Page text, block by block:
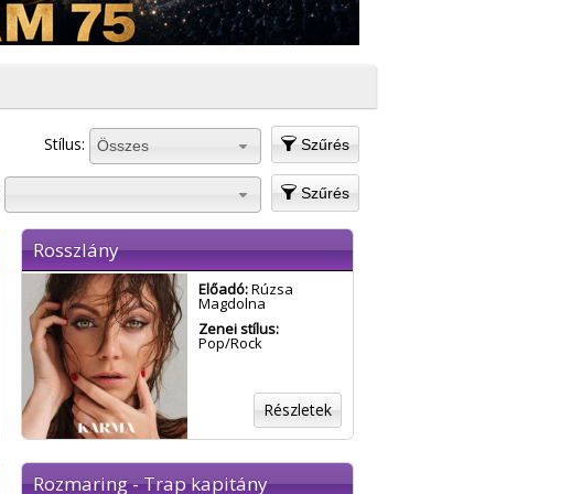
Stílus: Összes Szűrés
Szűrés
Rosszlány
Előadó:Rúzsa
Magdolna
Zenei stílus:
Pop/Rock
Részletek
Rozmaring - Trap kapitány